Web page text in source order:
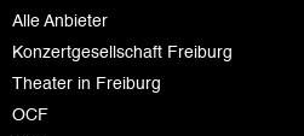
Alle Anbieter
Konzertgesellschaft Freiburg
Theater in Freiburg
OCF